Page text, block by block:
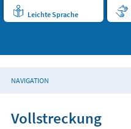
Leichte Sprache
NAVIGATION
Vollstreckung